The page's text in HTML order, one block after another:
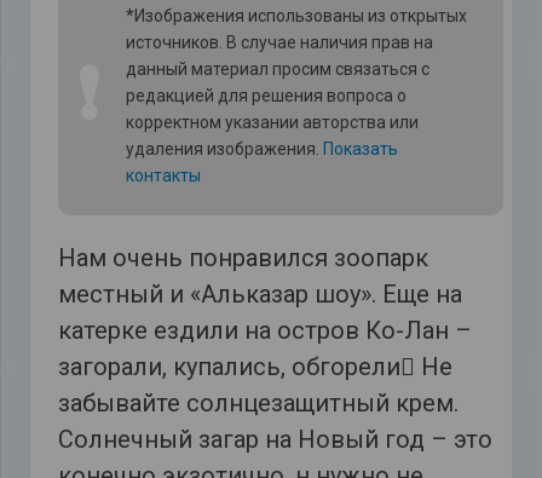
*Изображения использованы из открытых
источников. В случае наличия прав на
данный материал просим связаться с
редакцией для решения вопроса о
корректном указании авторства или
удаления изображения. Показать
контакты
Нам очень понравился зоопарк
местный и «Альказар шоу». Еще на
катерке ездили на остров Ко-Лан –
загорали, купались, обгорели Не
забывайте солнцезащитный крем.
Солнечный загар на Новый год – это